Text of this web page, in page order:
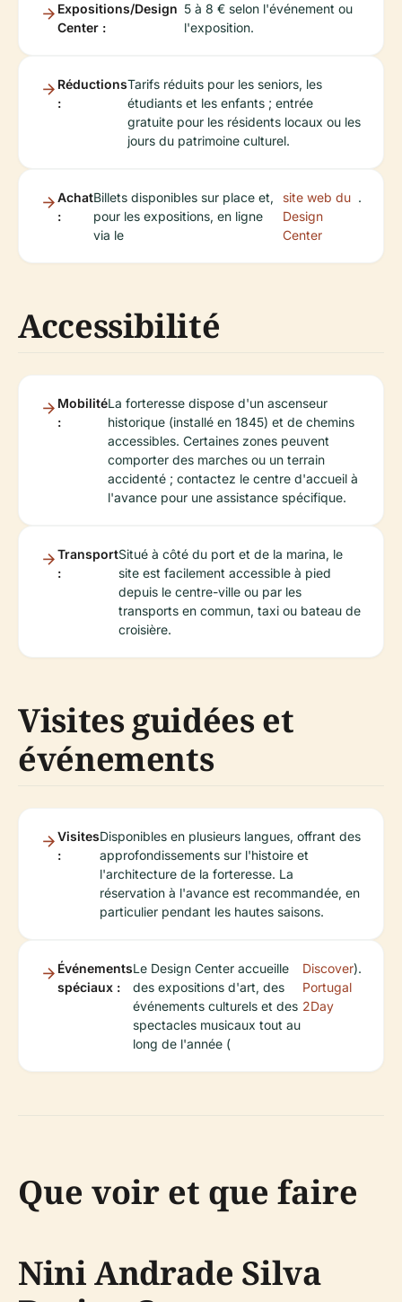
Expositions/Design
Center :
5 à 8 € selon l'événement ou
l'exposition.
Réductions
:
Tarifs réduits pour les seniors, les
étudiants et les enfants ; entrée
gratuite pour les résidents locaux ou les
jours du patrimoine culturel.
Achat
:
Billets disponibles sur place et,
pour les expositions, en ligne
via le
site web du
Design
Center
.
Accessibilité
Mobilité
:
La forteresse dispose d'un ascenseur
historique (installé en 1845) et de chemins
accessibles. Certaines zones peuvent
comporter des marches ou un terrain
accidenté ; contactez le centre d'accueil à
l'avance pour une assistance spécifique.
Transport
:
Situé à côté du port et de la marina, le
site est facilement accessible à pied
depuis le centre-ville ou par les
transports en commun, taxi ou bateau de
croisière.
Visites guidées et
événements
Visites
:
Disponibles en plusieurs langues, offrant des
approfondissements sur l'histoire et
l'architecture de la forteresse. La
réservation à l'avance est recommandée, en
particulier pendant les hautes saisons.
Événements
spéciaux :
Le Design Center accueille
des expositions d'art, des
événements culturels et des
spectacles musicaux tout au
long de l'année (
Discover
Portugal
2Day
).
Que voir et que faire
Nini Andrade Silva